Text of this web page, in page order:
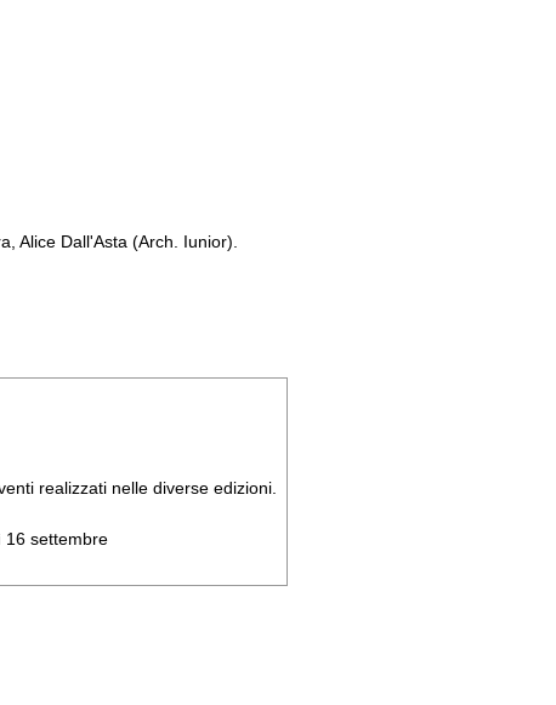
Alice Dall'Asta (Arch. Iunior).
realizzati nelle diverse edizioni.
16 settembre